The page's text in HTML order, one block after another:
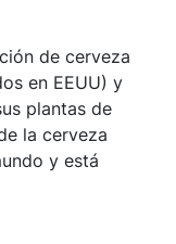
de cerveza
en EEUU) y
plantas de
la cerveza
y está